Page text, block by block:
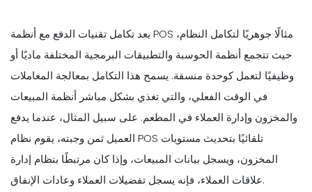
يعد تكامل تقنيات الدفع مع أنظمة POS مثالًا جوهريًا لتكامل النظام،
حيث تتجمع أنظمة الحوسبة والتطبيقات البرمجية المختلفة ماديًا أو
وظيفيًا لتعمل كوحدة منسقة. يسمح هذا التكامل بمعالجة المعاملات
في الوقت الفعلي، والتي تغذي بشكل مباشر أنظمة المبيعات
والمخزون وإدارة العملاء في المطعم. على سبيل المثال، عندما يدفع
العميل ثمن وجبته، يقوم نظام POS تلقائيًا بتحديث مستويات
المخزون، ويسجل بيانات المبيعات، وإذا كان مرتبطًا بنظام إدارة
علاقات العملاء، فإنه يسجل تفضيلات العملاء وعادات الإنفاق.